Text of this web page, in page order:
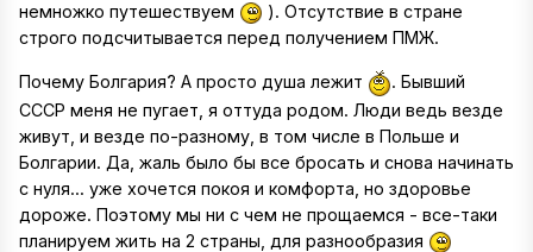
немножко путешествуем
). Отсутствие в стране
строго подсчитывается перед получением ПМЖ.
Почему Болгария? А просто душа лежит
. Бывший
СССР меня не пугает, я оттуда родом. Люди ведь везде
живут, и везде по-разному, в том числе в Польше и
Болгарии. Да, жаль было бы все бросать и снова начинать
с нуля... уже хочется покоя и комфорта, но здоровье
дороже. Поэтому мы ни с чем не прощаемся - все-таки
планируем жить на 2 страны, для разнообразия